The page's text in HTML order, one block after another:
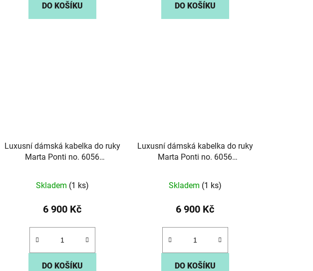
DO KOŠÍKU DO KOŠÍKU
Luxusní dámská kabelka do ruky
Marta Ponti no. 6056
Skladem (1 ks)
6 900 Kč
DO KOŠÍKU
Luxusní dámská kabelka do ruky
Marta Ponti no. 6056
Skladem (1 ks)
6 900 Kč
DO KOŠÍKU